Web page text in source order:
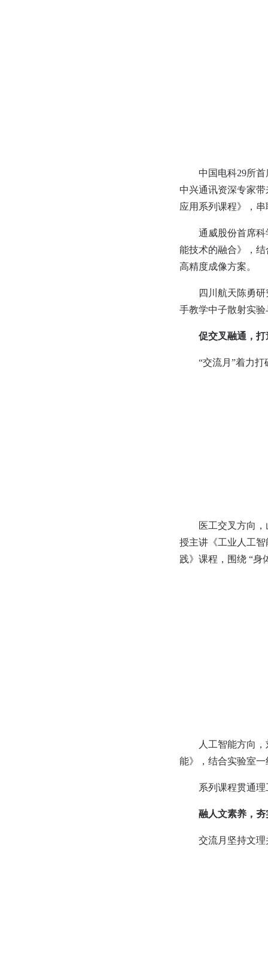
中国电科29所
中兴通讯资深专家
应用系列课程》，
通威股份首席
能技术的融合》，
高精度成像方案。
四川航天陈勇
手教学中子散射实
促交叉融通，
“交流月”着力
医工交叉方向
授主讲《工业人工
践》课程，围绕 “身
人工智能方向
能》，结合实验室
系列课程贯通
融人文素养，
交流月坚持文